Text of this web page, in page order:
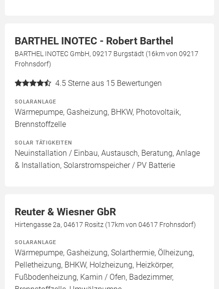
BARTHEL INOTEC - Robert Barthel
BARTHEL INOTEC GmbH, 09217 Burgstädt (16km von 09217
Frohnsdorf)
4.5 Sterne aus 15 Bewertungen
SOLARANLAGE
Wärmepumpe, Gasheizung, BHKW, Photovoltaik,
Brennstoffzelle
SOLAR TÄTIGKEITEN
Neuinstallation / Einbau, Austausch, Beratung, Anlage
& Installation, Solarstromspeicher / PV Batterie
Reuter & Wiesner GbR
Hirtengasse 2a, 04617 Rositz (17km von 04617 Frohnsdorf)
SOLARANLAGE
Wärmepumpe, Gasheizung, Solarthermie, Ölheizung,
Pelletheizung, BHKW, Holzheizung, Heizkörper,
Fußbodenheizung, Kamin / Ofen, Badezimmer,